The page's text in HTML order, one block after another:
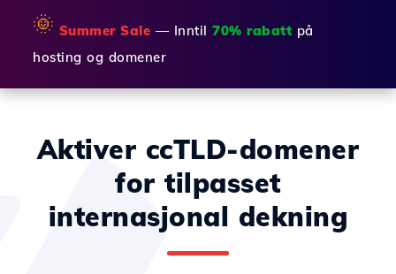
🌞 Summer Sale — Inntil 70% rabatt på
hosting og domener
Aktiver ccTLD-domener
for tilpasset
internasjonal dekning